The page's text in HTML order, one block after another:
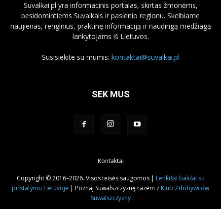
Suvalkai.pl yra informacinis portalas, skirtas žmonėms,
besidomintiems Suvalkais ir pasienio regionu. Skelbiame
naujienas, renginius, praktinę informaciją ir naudingą medžiagą
lankytojams iš Lietuvos.
Susisiekite su mumis: kontaktai@suvalkai.pl
SEK MUS
Kontaktai
Copyright © 2016–2026. Visos teisės saugomos | Lenkiški baldai su
pristatymu Lietuvoje | Poznaj Suwalszczyznę razem z Klub Zdobywców
Suwalszczyzny